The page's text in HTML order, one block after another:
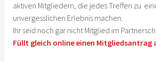
aktiven Mitgliedern, die jedes Treffen zu
unvergesslichen Erlebnis machen.
Ihr seid noch gar nicht Mitglied im
Füllt gleich online einen Mitgliedsantrag